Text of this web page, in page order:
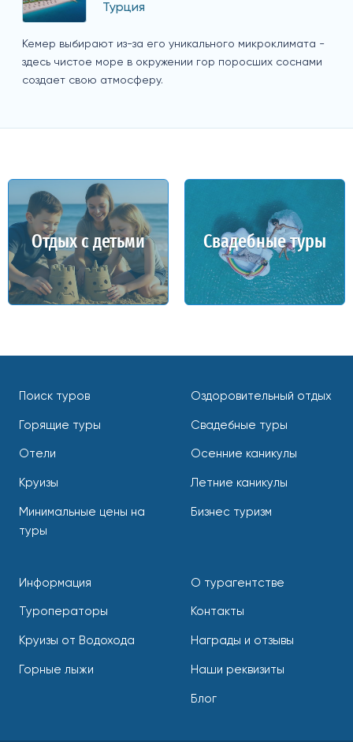
Турция
Кемер выбирают из-за его уникального микроклимата -
здесь чистое море в окружении гор поросших соснами
создает свою атмосферу.
Отдых с детьми Свадебные туры
Поиск туров
Горящие туры
Отели
Круизы
Минимальные цены на
туры
Оздоровительный отдых
Свадебные туры
Осенние каникулы
Летние каникулы
Бизнес туризм
Информация
Туроператоры
Круизы от Водохода
Горные лыжи
О турагентстве
Контакты
Награды и отзывы
Наши реквизиты
Блог